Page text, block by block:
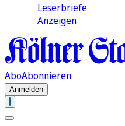
Leserbriefe
Anzeigen
AboAbonnieren
Anmelden